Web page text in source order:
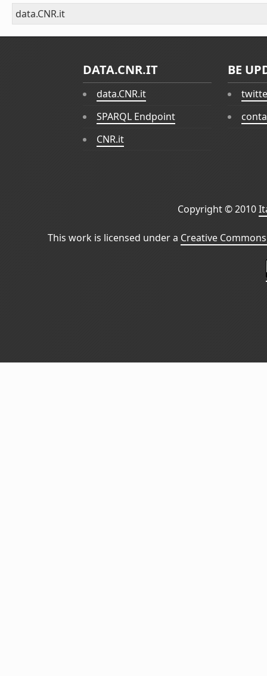
data.CNR.it
DATA.CNR.IT
data.CNR.it
SPARQL Endpoint
CNR.it
BE
Copyright © 2010
This work is licensed under a Creative